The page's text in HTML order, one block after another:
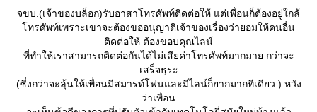
จขบ.(เจ้าของบล็อก)รับอาสาโทรศัพท์ติดต่อให้ แต่เพื่อนก็ต้องอยู่ใกล้
ทรศัพท์เพราะเขาจะต้องขออนุญาติเจ้าของเรื่องว่ายอมให้คนอื่น
ติดต่อให้ ต้องขอบคุณไลน์
ที่ทำให้เราสามารถติดต่อกันได้ไม่เสียค่าโทรศัพท์มากมาย กว่าจะ
เสร็จธุระ
(ซี่งกว่าจะลุ้นให้เพื่อนมีสมารท์โฟนและมีไลน์ก็ยากมากทีเดียว ) หวัง
ว่าเพื่อน